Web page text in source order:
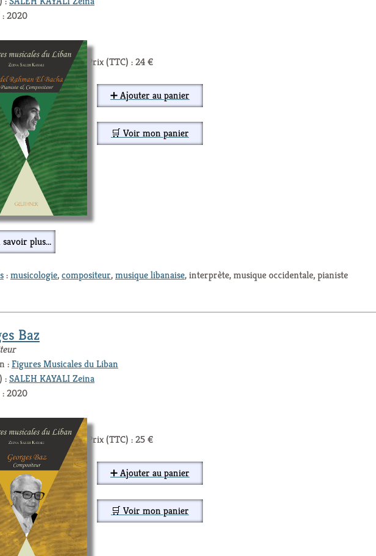
2020
Prix (TTC) : 24 €
➕ Ajouter au panier
🛒 Voir mon panier
savoir plus...
:musicologie,compositeur,musique libanaise, interprète, musique occidentale, pianiste
Baz
:Figures Musicales du Liban
:SALEH KAYALI Zeina
2020
Prix (TTC) : 25 €
➕ Ajouter au panier
🛒 Voir mon panier